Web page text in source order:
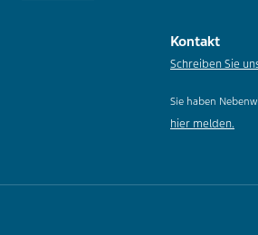
Kontakt
Schreiben Sie
Sie haben
hier melden.